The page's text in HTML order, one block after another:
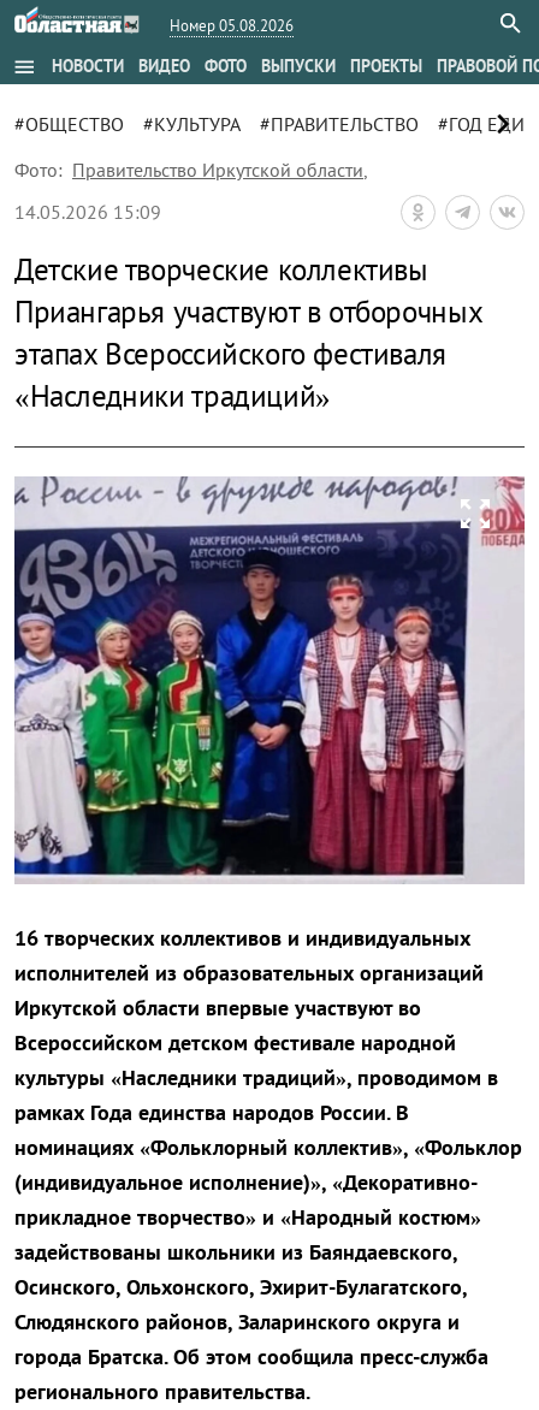
Номер 05.08.2026
menu НОВОСТИ ВИДЕО ФОТО ВЫПУСКИ ПРОЕКТЫ ПРАВОВОЙ
#ОБЩЕСТВО #КУЛЬТУРА #ПРАВИТЕЛЬСТВО #ГОДchevron_right
Фото: Правительство Иркутской области,
14.05.2026 15:09
Детские творческие коллективы
Приангарья участвуют в отборочных
этапах Всероссийского фестиваля
«Наследники традиций»
zoom_out_map
16 творческих коллективов и индивидуальных
исполнителей из образовательных организаций
Иркутской области впервые участвуют во
Всероссийском детском фестивале народной
культуры «Наследники традиций», проводимом в
рамках Года единства народов России. В
номинациях «Фольклорный коллектив», «Фольклор
(индивидуальное исполнение)», «Декоративно-
прикладное творчество» и «Народный костюм»
задействованы школьники из Баяндаевского,
Осинского, Ольхонского, Эхирит-Булагатского,
Слюдянского районов, Заларинского округа и
города Братска. Об этом сообщила пресс-служба
регионального правительства.